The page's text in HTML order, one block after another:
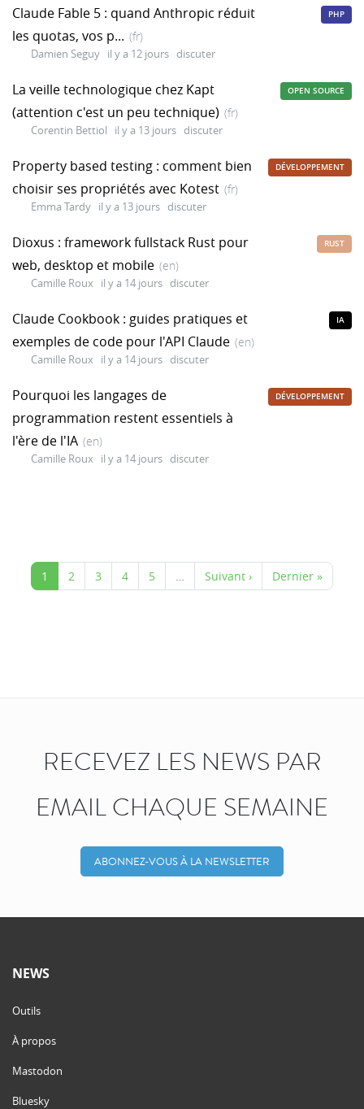
Claude Fable 5 : quand Anthropic réduit
les quotas, vos p... (fr)
Damien Seguy il y a 12 jours discuter
PHP
La veille technologique chez Kapt
(attention c'est un peu technique) (fr)
Corentin Bettiol il y a 13 jours discuter
OPEN SOURCE
Property based testing : comment bien
choisir ses propriétés avec Kotest (fr)
Emma Tardy il y a 13 jours discuter
DÉVELOPPEMENT
Dioxus : framework fullstack Rust pour
web, desktop et mobile (en)
Camille Roux il y a 14 jours discuter
RUST
Claude Cookbook : guides pratiques et
exemples de code pour l'API Claude (en)
Camille Roux il y a 14 jours discuter
IA
Pourquoi les langages de
programmation restent essentiels à
l'ère de l'IA (en)
Camille Roux il y a 14 jours discuter
DÉVELOPPEMENT
1 2 3 4 5 Suivant › Dernier »
RECEVEZ LES NEWS PAR
EMAIL CHAQUE SEMAINE
ABONNEZ-VOUS À LA NEWSLETTER
NEWS
Outils
À propos
Mastodon
Bluesky